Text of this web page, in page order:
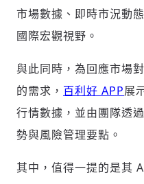
市場數據、即時市況動
國際宏觀視野。
與此同時，為回應市場
的需求， 百利好 APP展
行情數據，並由團隊透
勢與風險管理要點。
其中，值得一提的是其